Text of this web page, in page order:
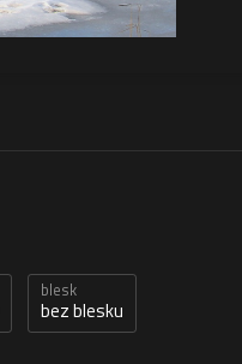
blesk
bez blesku